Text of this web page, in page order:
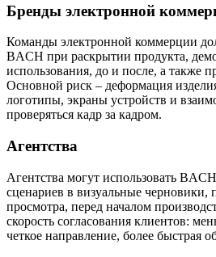
Бренды электронной
Команды электронной коммерции
BACH при раскрытии продукта,
использования, до и после, а также
Основной риск – деформация
логотипы, экраны устройств и
проверяться кадр за кадром.
Агентства
Агентства могут использовать
сценариев в визуальные черновики,
просмотра, перед началом
скорость согласования клиентов:
четкое направление, более быстрая